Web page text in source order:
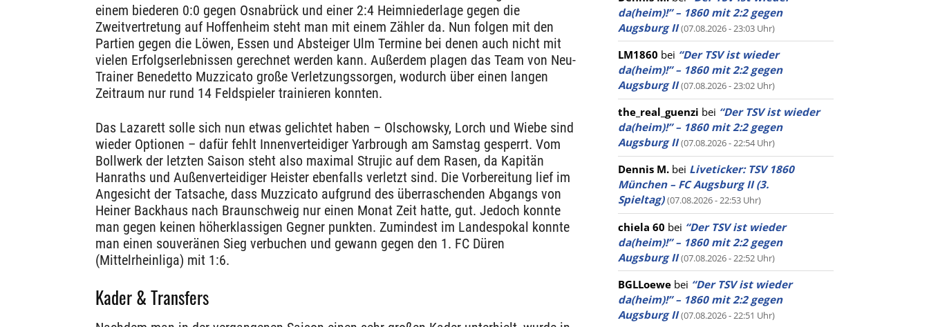
einem biederen 0:0 gegen Osnabrück und einer 2:4 Heimniederlage gegen die
Zweitvertretung auf Hoffenheim steht man mit einem Zähler da. Nun folgen mit den
Partien gegen die Löwen, Essen und Absteiger Ulm Termine bei denen auch nicht mit
vielen Erfolgserlebnissen gerechnet werden kann. Außerdem plagen das Team von Neu-
Trainer Benedetto Muzzicato große Verletzungssorgen, wodurch über einen langen
Zeitraum nur rund 14 Feldspieler trainieren konnten.
Das Lazarett solle sich nun etwas gelichtet haben – Olschowsky, Lorch und Wiebe sind
wieder Optionen – dafür fehlt Innenverteidiger Yarbrough am Samstag gesperrt. Vom
Bollwerk der letzten Saison steht also maximal Strujic auf dem Rasen, da Kapitän
Hanraths und Außenverteidiger Heister ebenfalls verletzt sind. Die Vorbereitung lief im
Angesicht der Tatsache, dass Muzzicato aufgrund des überraschenden Abgangs von
Heiner Backhaus nach Braunschweig nur einen Monat Zeit hatte, gut. Jedoch konnte
man gegen keinen höherklassigen Gegner punkten. Zumindest im Landespokal konnte
man einen souveränen Sieg verbuchen und gewann gegen den 1. FC Düren
(Mittelrheinliga) mit 1:6.
Kader & Transfers
da(heim)!” – 1860 mit 2:2 gegen
Augsburg II (07.08.2026 - 23:03 Uhr)
LM1860 bei “Der TSV ist wieder
da(heim)!” – 1860 mit 2:2 gegen
Augsburg II (07.08.2026 - 23:02 Uhr)
the_real_guenzi bei “Der TSV ist wieder
da(heim)!” – 1860 mit 2:2 gegen
Augsburg II (07.08.2026 - 22:54 Uhr)
Dennis M. bei Liveticker: TSV 1860
München – FC Augsburg II (3.
Spieltag) (07.08.2026 - 22:53 Uhr)
chiela 60 bei “Der TSV ist wieder
da(heim)!” – 1860 mit 2:2 gegen
Augsburg II (07.08.2026 - 22:52 Uhr)
BGLLoewe bei “Der TSV ist wieder
da(heim)!” – 1860 mit 2:2 gegen
Augsburg II (07.08.2026 - 22:51 Uhr)